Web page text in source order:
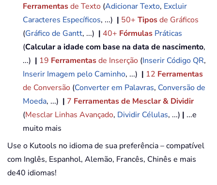
Ferramentasde Texto (Adicionar Texto, Excluir
Caracteres Específicos, ...) | 50+ Tiposde Gráficos
(Gráfico de Gantt, ...) | 40+ Fórmulas Práticas
(Calcular a idade com base na data de nascimento,
...) | 19 Ferramentasde Inserção (Inserir Código QR,
Inserir Imagem pelo Caminho, ...) | 12 Ferramentas
de Conversão (Converter em Palavras, Conversão de
Moeda, ...) | 7 Ferramentas de Mesclar & Dividir
(Mesclar Linhas Avançado, Dividir Células, ...) | ...e
muito mais
Use o Kutools no idioma de sua preferência – compatível
com Inglês, Espanhol, Alemão, Francês, Chinês e mais
de40 idiomas!